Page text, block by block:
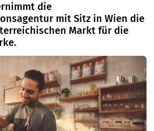
die
mit Sitz in Wien die
Markt für die